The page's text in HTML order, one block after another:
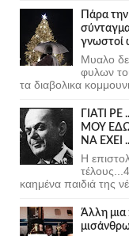
Πάρα
γνωστοί
Μυαλο
φυλων
τα διαβολικα
ΓΙΑΤΙ
ΜΟΥ
ΝΑ ΕΧΕΙ
Η
καημένα παιδιά της
Άλλη μια